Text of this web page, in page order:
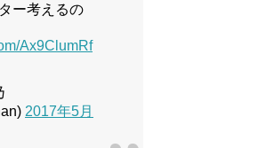
ー考えるの
Ax9ClumRf
2017年5月